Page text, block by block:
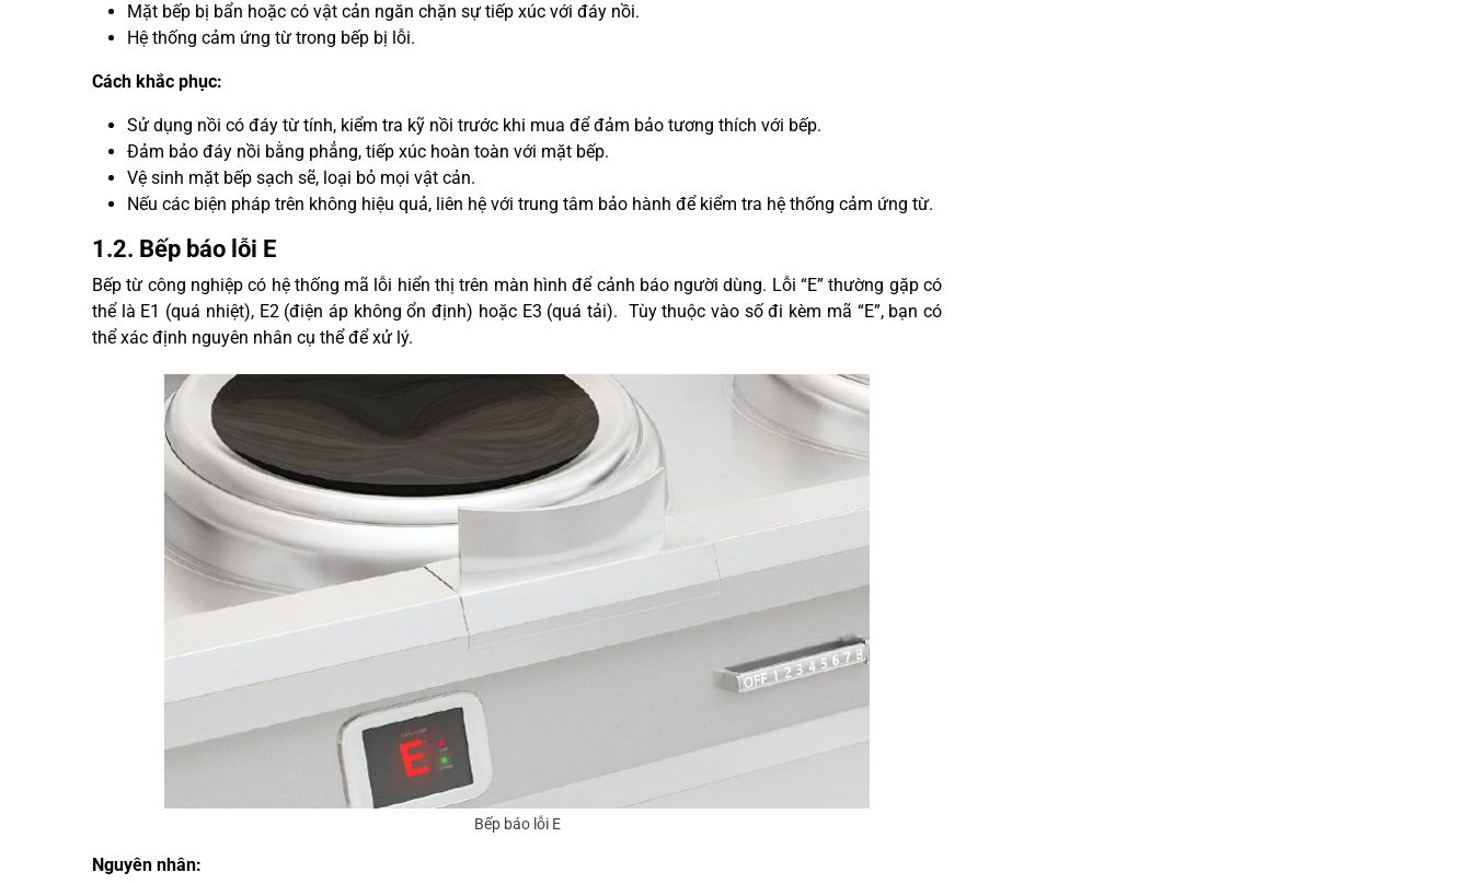
Mặt bếp bị bẩn hoặc có vật cản ngăn chặn sự tiếp xúc với đáy nồi.
Hệ thống cảm ứng từ trong bếp bị lỗi.
Cách khắc phục:
Sử dụng nồi có đáy từ tính, kiểm tra kỹ nồi trước khi mua để đảm bảo tương thích với bếp.
Đảm bảo đáy nồi bằng phẳng, tiếp xúc hoàn toàn với mặt bếp.
Vệ sinh mặt bếp sạch sẽ, loại bỏ mọi vật cản.
Nếu các biện pháp trên không hiệu quả, liên hệ với trung tâm bảo hành để kiểm tra hệ thống cảm ứng từ.
1.2. Bếp báo lỗi E
Bếp từ công nghiệp có hệ thống mã lỗi hiển thị trên màn hình để cảnh báo người dùng. Lỗi “E” thường gặp có
thể là E1 (quá nhiệt), E2 (điện áp không ổn định) hoặc E3 (quá tải). Tùy thuộc vào số đi kèm mã “E”, bạn có
thể xác định nguyên nhân cụ thể để xử lý.
Bếp báo lỗi E
Nguyên nhân: